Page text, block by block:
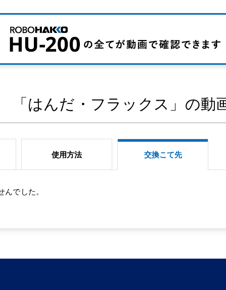
「はんだ・フラックス」の動
使用方法 交換こて先
でした。